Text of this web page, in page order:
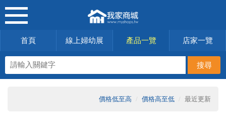
首頁 線上婦幼展 產品一覽 店家一覽
價格低至高 價格高至低 最近更新